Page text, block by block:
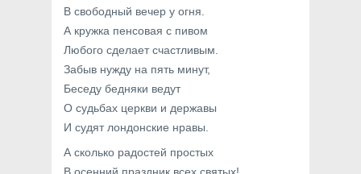
В свободный вечер у огня.
А кружка пенсовая с пивом
Любого сделает счастливым.
Забыв нужду на пять минут,
Беседу бедняки ведут
О судьбах церкви и державы
И судят лондонские нравы.
А сколько радостей простых